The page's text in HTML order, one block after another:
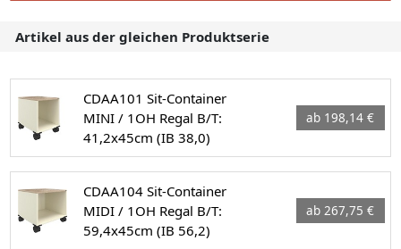
Artikel aus der gleichen Produktserie
CDAA101 Sit-Container
MINI / 1OH Regal B/T:
41,2x45cm (IB 38,0)
ab 198,14 €
CDAA104 Sit-Container
MIDI / 1OH Regal B/T:
59,4x45cm (IB 56,2)
ab 267,75 €